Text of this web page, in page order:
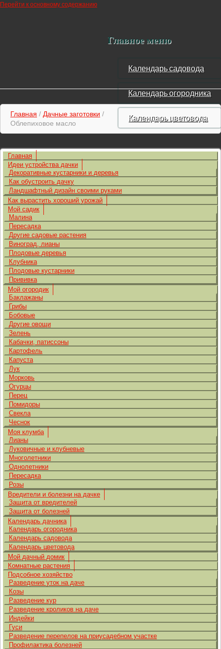
Перейти к основному содержанию
Главное меню
Календарь садовода
Календарь огородника
Календарь цветовода
Главная / Дачные заготовки /
Облепиховое масло
Главная
Идеи устройства дачки
Декоративные кустарники и деревья
Как обустроить дачку
Ландшафтный дизайн своими руками
Как вырастить хороший урожай
Мой садик
Малина
Пересадка
Другие садовые растения
Виноград, лианы
Плодовые деревья
Клубника
Плодовые кустарники
Прививка
Мой огородик
Баклажаны
Грибы
Бобовые
Другие овощи
Зелень
Кабачки, патиссоны
Картофель
Капуста
Лук
Морковь
Огурцы
Перец
Помидоры
Свекла
Чеснок
Моя клумба
Лианы
Луковичные и клубневые
Многолетники
Однолетники
Пересадка
Розы
Вредители и болезни на дачке
Защита от вредителей
Защита от болезней
Календарь дачника
Календарь огородника
Календарь садовода
Календарь цветовода
Мой дачный домик
Комнатные растения
Подсобное хозяйство
Разведение уток на даче
Козы
Разведение кур
Разведение кроликов на даче
Индейки
Гуси
Разведение перепелов на приусадебном участке
Профилактика болезней